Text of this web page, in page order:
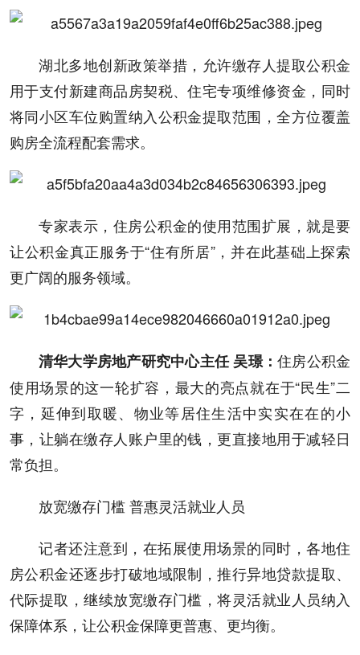
湖北多地创新政策举措，允许缴存人提取公积金
用于支付新建商品房契税、住宅专项维修资金，同时
将同小区车位购置纳入公积金提取范围，全方位覆盖
购房全流程配套需求。
专家表示，住房公积金的使用范围扩展，就是要
让公积金真正服务于“住有所居”，并在此基础上探索
更广阔的服务领域。
清华大学房地产研究中心主任 吴璟：住房公积金
使用场景的这一轮扩容，最大的亮点就在于“民生”二
字，延伸到取暖、物业等居住生活中实实在在的小
事，让躺在缴存人账户里的钱，更直接地用于减轻日
常负担。
放宽缴存门槛 普惠灵活就业人员
记者还注意到，在拓展使用场景的同时，各地住
房公积金还逐步打破地域限制，推行异地贷款提取、
代际提取，继续放宽缴存门槛，将灵活就业人员纳入
保障体系，让公积金保障更普惠、更均衡。